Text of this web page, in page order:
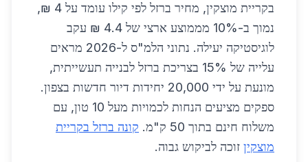
בקריית מוצקין, מחיר ברזל לפי קילו עומד על 4 ₪,
נמוך ב-10% מממוצע ארצי של 4.4 ₪ עקב
לוגיסטיקה יעילה. נתוני הלמ"ס ל-2026 מראים
עלייה של 15% בצריכת ברזל לבנייה תעשייתית,
מונעת על ידי 20,000 יחידות דיור חדשות בצפון.
ספקים מציעים הנחות לכמויות מעל 10 טון, עם
משלוח חינם בתוך 50 ק"מ.
קונה ברזל בקריית
מוצקין זוכה לביקוש גבוה.